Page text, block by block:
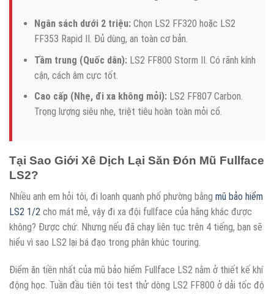
Ngân sách dưới 2 triệu:Chọn LS2 FF320 hoặc LS2
FF353 Rapid II. Đủ dùng, an toàn cơ bản.
Tầm trung (Quốc dân):LS2 FF800 Storm II. Có rãnh kính
cận, cách âm cực tốt.
Cao cấp (Nhẹ, đi xa không mỏi):LS2 FF807 Carbon.
Trọng lượng siêu nhẹ, triệt tiêu hoàn toàn mỏi cổ.
Tại Sao Giới Xê Dịch Lại Săn Đón Mũ Fullface
LS2?
Nhiều anh em hỏi tôi, đi loanh quanh phố phường bằng mũ bảo hiểm
LS2 1/2 cho mát mẻ, vậy đi xa đội fullface của hãng khác được
không? Được chứ. Nhưng nếu đã chạy liên tục trên 4 tiếng, bạn sẽ
hiểu vì sao LS2 lại bá đạo trong phân khúc touring.
Điểm ăn tiền nhất của mũ bảo hiểm Fullface LS2 nằm ở thiết kế khí
động học. Tuần đầu tiên tôi test thử dòng LS2 FF800 ở dải tốc độ